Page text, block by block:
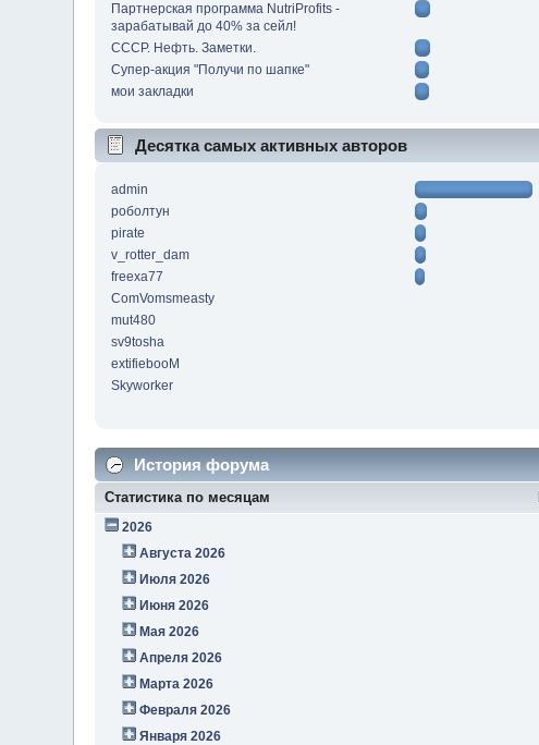
Партнерская программа NutriProfits -
зарабатывай до 40% за сейл!
СССР. Нефть. Заметки.
Супер-акция "Получи по шапке"
мои закладки
Десятка самых активных авторов
admin
роболтун
pirate
v_rotter_dam
freexa77
ComVomsmeasty
mut480
sv9tosha
extifiebooM
Skyworker
История форума
Статистика по месяцам
2026
Августа 2026
Июля 2026
Июня 2026
Мая 2026
Апреля 2026
Марта 2026
Февраля 2026
Января 2026